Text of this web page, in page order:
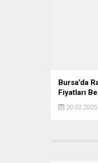
Bursa’da
Fiyatları
20.02.2025